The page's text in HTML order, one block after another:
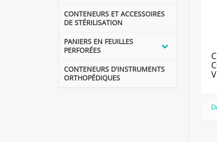
CONTENEURS ET ACCESSOIRES
DE STÉRILISATION
PANIERS EN FEUILLES
PERFORÉES
CONTENEURS D'INSTRUMENTS
ORTHOPÉDIQUES